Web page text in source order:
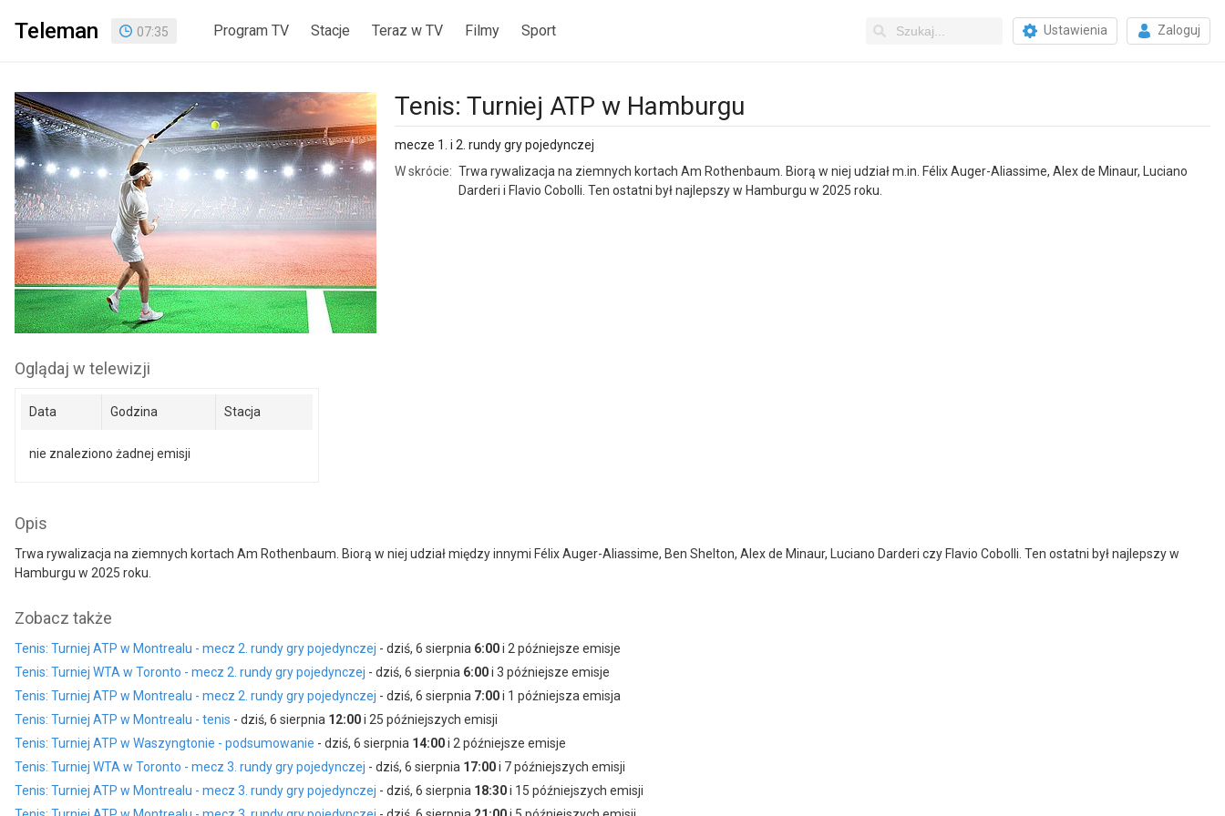
Teleman 07:35 Program TV Stacje Teraz w TV Filmy Sport Ustawienia Zaloguj
Tenis: Turniej ATP w Hamburgu
mecze 1. i 2. rundy gry pojedynczej
W skrócie: Trwa rywalizacja na ziemnych kortach Am Rothenbaum. Biorą w niej udział m.in. Félix Auger-Aliassime, Alex de Minaur, Luciano
Darderi i Flavio Cobolli. Ten ostatni był najlepszy w Hamburgu w 2025 roku.
Oglądaj w telewizji
Data Godzina Stacja
nie znaleziono żadnej emisji
Opis
Trwa rywalizacja na ziemnych kortach Am Rothenbaum. Biorą w niej udział między innymi Félix Auger-Aliassime, Ben Shelton, Alex de Minaur, Luciano Darderi czy Flavio Cobolli. Ten ostatni był najlepszy w
Hamburgu w 2025 roku.
Zobacz także
Tenis: Turniej ATP w Montrealu - mecz 2. rundy gry pojedynczej - dziś, 6 sierpnia 6:00i 2 późniejsze emisje
Tenis: Turniej WTA w Toronto - mecz 2. rundy gry pojedynczej - dziś, 6 sierpnia 6:00i 3 późniejsze emisje
Tenis: Turniej ATP w Montrealu - mecz 2. rundy gry pojedynczej - dziś, 6 sierpnia 7:00i 1 późniejsza emisja
Tenis: Turniej ATP w Montrealu - tenis - dziś, 6 sierpnia 12:00i 25 późniejszych emisji
Tenis: Turniej ATP w Waszyngtonie - podsumowanie - dziś, 6 sierpnia 14:00i 2 późniejsze emisje
Tenis: Turniej WTA w Toronto - mecz 3. rundy gry pojedynczej - dziś, 6 sierpnia 17:00i 7 późniejszych emisji
Tenis: Turniej ATP w Montrealu - mecz 3. rundy gry pojedynczej - dziś, 6 sierpnia 18:30i 15 późniejszych emisji